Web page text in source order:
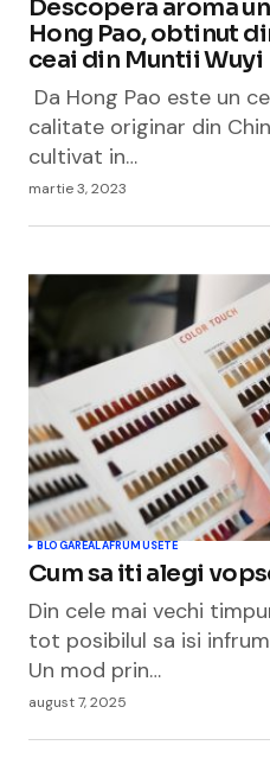
Descopera aroma
Hong Pao, obtinut
ceai din Muntii Wuyi
Da Hong Pao este un
calitate originar din
cultivat in…
martie 3, 2023
BLOGAREALAFRUMUSETE
Cum sa iti alegi
Din cele mai vechi
tot posibilul sa isi
Un mod prin…
august 7, 2025